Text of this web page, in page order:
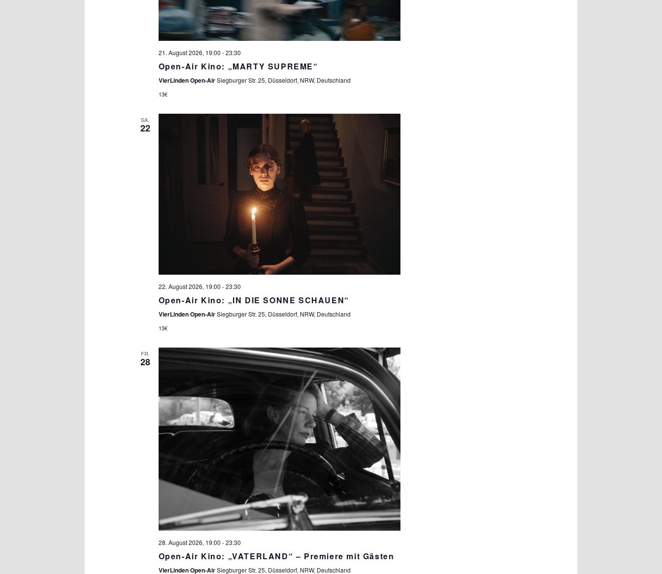
21. August 2026, 19:00 -23:30
Open-Air Kino: „MARTY SUPREME“
VierLinden Open-AirSiegburger Str. 25, Düsseldorf, NRW, Deutschland
13€
SA.
22
22. August 2026, 19:00 -23:30
Open-Air Kino: „IN DIE SONNE SCHAUEN“
VierLinden Open-AirSiegburger Str. 25, Düsseldorf, NRW, Deutschland
13€
FR.
28
28. August 2026, 19:00 -23:30
Open-Air Kino: „VATERLAND“ – Premiere mit Gästen
VierLinden Open-AirSiegburger Str. 25, Düsseldorf, NRW, Deutschland